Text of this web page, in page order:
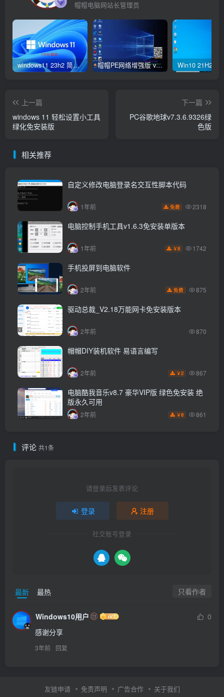
帽帽电脑网站长管理员
windows11 23h2 简体中文版64位 正式版 帽帽PE网络增强版 v2.4版本
上一篇
windows 11 轻松设置小工具
绿化免安装版
下一篇
PC谷歌地球v7.3.6.9326绿
色版
相关推荐
自定义修改电脑登录名交互性脚本代码
1年前 免费 2318
电脑控制手机工具v1.6.3免安装单版本
1年前 ￥8 1742
手机投屏到电脑软件
2年前 免费 875
驱动总裁_V2.18万能网卡免安装版本
2年前 870
帽帽DIY装机软件 易语言编写
2年前 ￥2 867
电脑酷我音乐v8.7 豪华VIP版 绿色免安装 绝
版永久可用
2年前 ￥8 861
评论 共1条
请登录后发表评论
登录 注册
社交账号登录
最新 最热 只看作者
Windows10用户
0
感谢分享
3年前 回复
友链申请 免责声明 广告合作 关于我们